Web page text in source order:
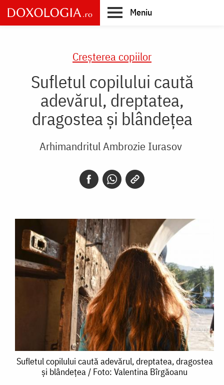
Skip
to
main
Meniu
Creşterea copiilor
Sufletul copilului caută
adevărul, dreptatea,
dragostea și blândețea
Arhimandritul Ambrozie Iurasov
Sufletul
copilului
Sufletul copilului caută adevărul, dreptatea, dragostea
și blândețea / Foto: Valentina Bîrgăoanu